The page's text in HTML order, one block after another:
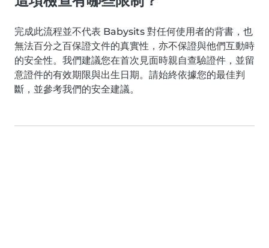
完成此流程並不代表 Babysits 對任何使用者的背書，也
無法百分之百保證文件的真實性，亦不保證與他們互動時
的安全性。我們建議您在首次見面時親自查驗證件，並留
意證件的有效期限與出生日期。請始終依據您的最佳判
斷，並參考我們的安全建議。